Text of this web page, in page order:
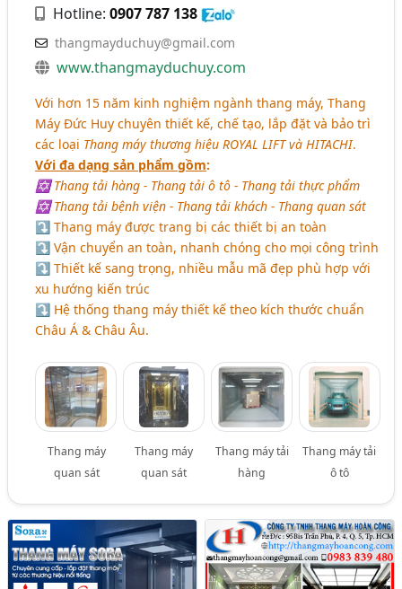
Hotline:0907 787 138
thangmayduchuy@gmail.com
www.thangmayduchuy.com
Với hơn 15 năm kinh nghiệm ngành thang máy, Thang
Máy Đức Huy chuyên thiết kế, chế tạo, lắp đặt và bảo trì
các loại Thang máy thương hiệu ROYAL LIFT và HITACHI.
Với đa dạng sản phẩm gồm:
✡ Thang tải hàng - Thang tải ô tô - Thang tải thực phẩm
✡ Thang tải bệnh viện - Thang tải khách - Thang quan sát
⤵ Thang máy được trang bị các thiết bị an toàn
⤵ Vận chuyển an toàn, nhanh chóng cho mọi công trình
⤵ Thiết kế sang trọng, nhiều mẫu mã đẹp phù hợp với
xu hướng kiến trúc
⤵ Hệ thống thang máy thiết kế theo kích thước chuẩn
Châu Á & Châu Âu.
Thang máy
quan sát
Thang máy
quan sát
Thang máy tải
hàng
Thang máy tải
ô tô